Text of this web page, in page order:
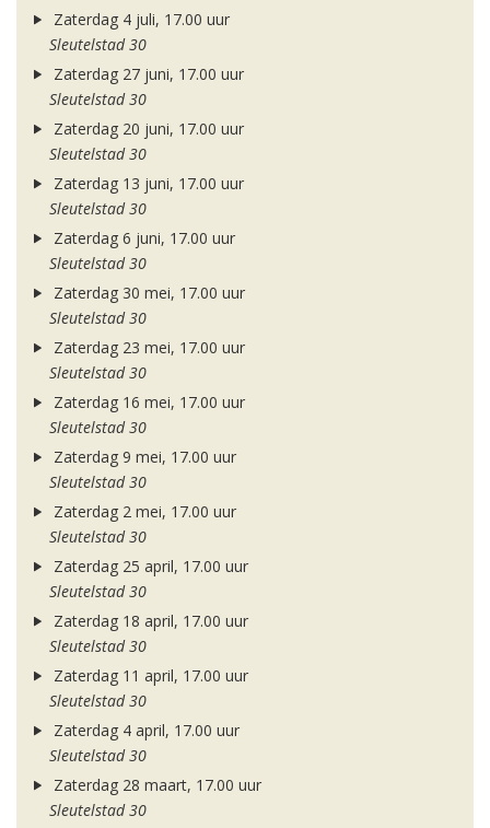
Zaterdag 4 juli, 17.00 uur
Sleutelstad 30
Zaterdag 27 juni, 17.00 uur
Sleutelstad 30
Zaterdag 20 juni, 17.00 uur
Sleutelstad 30
Zaterdag 13 juni, 17.00 uur
Sleutelstad 30
Zaterdag 6 juni, 17.00 uur
Sleutelstad 30
Zaterdag 30 mei, 17.00 uur
Sleutelstad 30
Zaterdag 23 mei, 17.00 uur
Sleutelstad 30
Zaterdag 16 mei, 17.00 uur
Sleutelstad 30
Zaterdag 9 mei, 17.00 uur
Sleutelstad 30
Zaterdag 2 mei, 17.00 uur
Sleutelstad 30
Zaterdag 25 april, 17.00 uur
Sleutelstad 30
Zaterdag 18 april, 17.00 uur
Sleutelstad 30
Zaterdag 11 april, 17.00 uur
Sleutelstad 30
Zaterdag 4 april, 17.00 uur
Sleutelstad 30
Zaterdag 28 maart, 17.00 uur
Sleutelstad 30